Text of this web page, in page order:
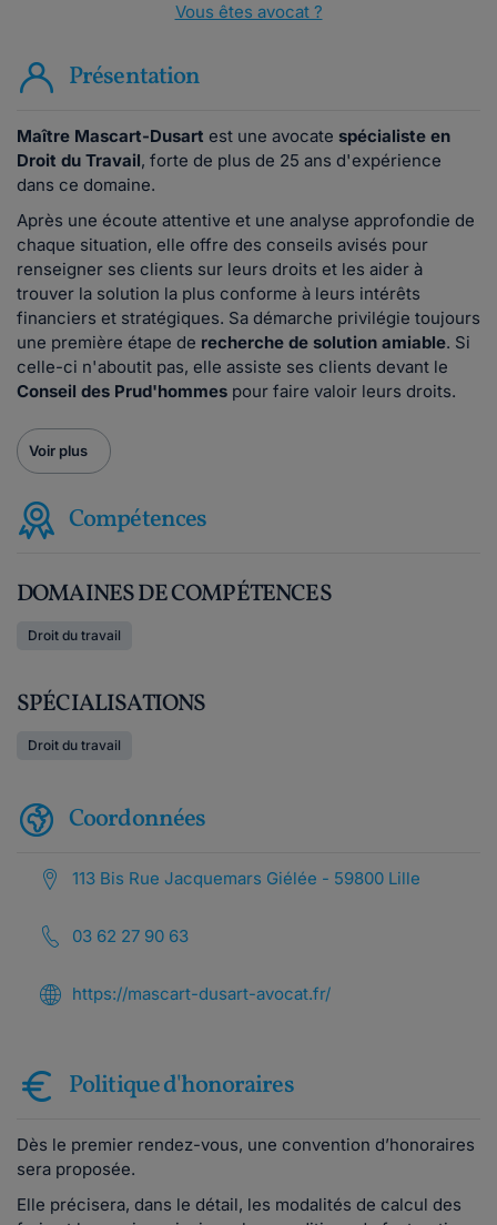
Vous êtes avocat ?
Présentation
Maître Mascart-Dusart est une avocate spécialiste en
Droit du Travail, forte de plus de 25 ans d'expérience
dans ce domaine.
Après une écoute attentive et une analyse approfondie de
chaque situation, elle offre des conseils avisés pour
renseigner ses clients sur leurs droits et les aider à
trouver la solution la plus conforme à leurs intérêts
financiers et stratégiques. Sa démarche privilégie toujours
une première étape de recherche de solution amiable. Si
celle-ci n'aboutit pas, elle assiste ses clients devant le
Conseil des Prud'hommes pour faire valoir leurs droits.
Voir plus
Compétences
DOMAINES DE COMPÉTENCES
Droit du travail
SPÉCIALISATIONS
Droit du travail
Coordonnées
113 Bis Rue Jacquemars Giélée - 59800 Lille
03 62 27 90 63
https://mascart-dusart-avocat.fr/
Politique d'honoraires
Dès le premier rendez-vous, une convention d’honoraires
sera proposée.
Elle précisera, dans le détail, les modalités de calcul des